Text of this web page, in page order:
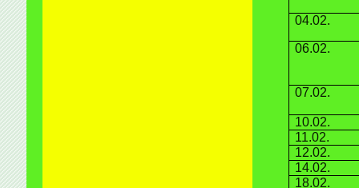
04.02.
06.02.
07.02.
10.02.
11.02.
12.02.
14.02.
18.02.